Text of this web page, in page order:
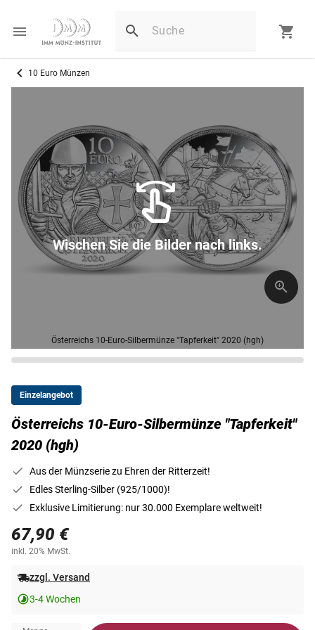
10 Euro Münzen
Österreichs 10-Euro-Silbermünze "Tapferkeit" 2020 (hgh)
Wischen Sie die Bilder nach links.
Einzelangebot
Österreichs 10-Euro-Silbermünze "Tapferkeit"
2020 (hgh)
Aus der Münzserie zu Ehren der Ritterzeit!
Edles Sterling-Silber (925/1000)!
Exklusive Limitierung: nur 30.000 Exemplare weltweit!
67,90 €
inkl. 20% MwSt.
zzgl. Versand
3-4 Wochen